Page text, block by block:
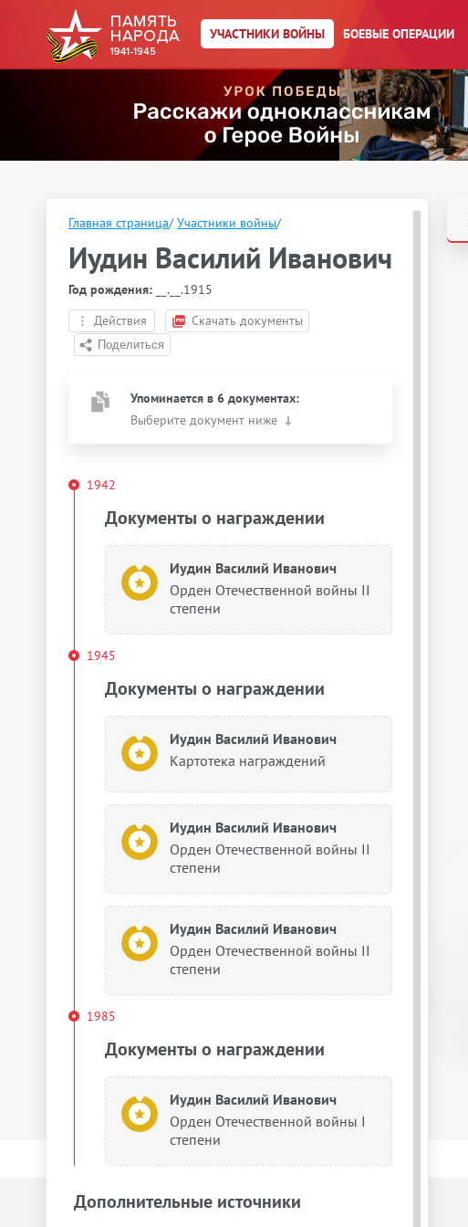
УЧАСТНИКИ ВОЙНЫ БОЕВЫЕ ОПЕРАЦИИ
Главная страница/ Участники войны/
Иудин Василий Иванович
Год рождения: __.__.1915
Действия
Скачать документы
Упоминается в 6 документах:
Выберите документ ниже
1942
Документы о награждении
Иудин Василий Иванович
Орден Отечественной войны II
степени
1945
Документы о награждении
Иудин Василий Иванович
Картотека награждений
Иудин Василий Иванович
Орден Отечественной войны II
степени
Иудин Василий Иванович
Орден Отечественной войны II
степени
1985
Документы о награждении
Иудин Василий Иванович
Орден Отечественной войны I
степени
Дополнительные источники